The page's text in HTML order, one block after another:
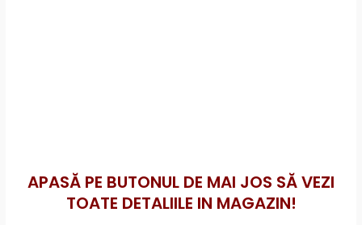
APASĂ PE BUTONUL DE MAI JOS SĂ VEZI
TOATE DETALIILE IN MAGAZIN!